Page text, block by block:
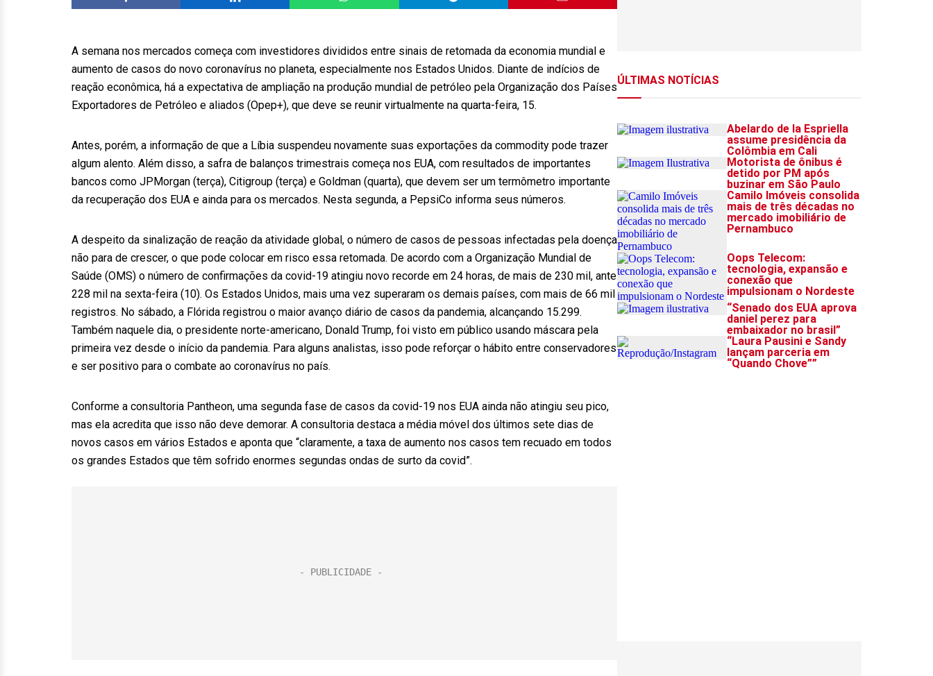
A semana nos mercados começa com investidores divididos entre sinais de retomada da economia mundial e
aumento de casos do novo coronavírus no planeta, especialmente nos Estados Unidos. Diante de indícios de
reação econômica, há a expectativa de ampliação na produção mundial de petróleo pela Organização dos Países
Exportadores de Petróleo e aliados (Opep+), que deve se reunir virtualmente na quarta-feira, 15.
Antes, porém, a informação de que a Líbia suspendeu novamente suas exportações da commodity pode trazer
algum alento. Além disso, a safra de balanços trimestrais começa nos EUA, com resultados de importantes
bancos como JPMorgan (terça), Citigroup (terça) e Goldman (quarta), que devem ser um termômetro importante
da recuperação dos EUA e ainda para os mercados. Nesta segunda, a PepsiCo informa seus números.
A despeito da sinalização de reação da atividade global, o número de casos de pessoas infectadas pela doença
não para de crescer, o que pode colocar em risco essa retomada. De acordo com a Organização Mundial de
Saúde (OMS) o número de confirmações da covid-19 atingiu novo recorde em 24 horas, de mais de 230 mil, ante
228 mil na sexta-feira (10). Os Estados Unidos, mais uma vez superaram os demais países, com mais de 66 mil
registros. No sábado, a Flórida registrou o maior avanço diário de casos da pandemia, alcançando 15.299.
Também naquele dia, o presidente norte-americano, Donald Trump, foi visto em público usando máscara pela
primeira vez desde o início da pandemia. Para alguns analistas, isso pode reforçar o hábito entre conservadores
e ser positivo para o combate ao coronavírus no país.
Conforme a consultoria Pantheon, uma segunda fase de casos da covid-19 nos EUA ainda não atingiu seu pico,
mas ela acredita que isso não deve demorar. A consultoria destaca a média móvel dos últimos sete dias de
novos casos em vários Estados e aponta que “claramente, a taxa de aumento nos casos tem recuado em todos
os grandes Estados que têm sofrido enormes segundas ondas de surto da covid”.